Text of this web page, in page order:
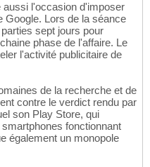
aussi l'occasion d'imposer
Google. Lors de la séance
sept jours pour
phase de l'affaire. Le
l'activité publicitaire de
de la recherche et de
contre le verdict rendu par
son Play Store, qui
fonctionnant
également un monopole